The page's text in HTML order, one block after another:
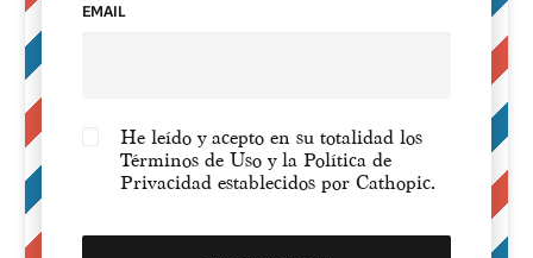
EMAIL
He leído y acepto en su totalidad los
Términos de Uso y la Política de
Privacidad establecidos por Cathopic.